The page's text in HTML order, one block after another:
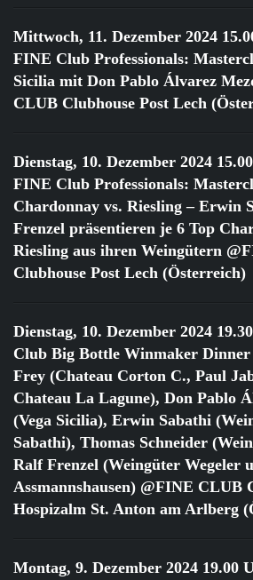
Mittwoch, 11. Dezember 2024
FINE Club Professionals:
Sicilia mit Don Pablo Álvarez
CLUB Clubhouse Post Lech
Dienstag, 10. Dezember 2024
FINE Club Professionals:
Chardonnay vs. Riesling – Erwin
Frenzel präsentieren je 6 Top
Riesling aus ihren Weingütern
Clubhouse Post Lech (Österreich)
Dienstag, 10. Dezember 2024
Club Big Bottle Winmaker
Frey (Chateau Corton C., Paul
Chateau La Lagune), Don Pablo
(Vega Sicilia), Erwin Sabathi
Sabathi), Thomas Schneider
Ralf Frenzel (Weingüter Wegeler
Assmannshausen) @FINE CLUB
Hospizalm St. Anton am Arlberg
Montag, 9. Dezember 2024 19.00